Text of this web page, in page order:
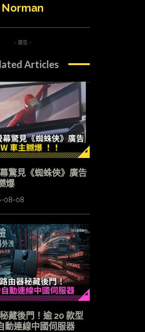
Norman
- 廣告 -
Articles
驚見《蜘蛛俠》廣告
爆
08-08
藏後門！逾 20 款型
動連線中國伺服器